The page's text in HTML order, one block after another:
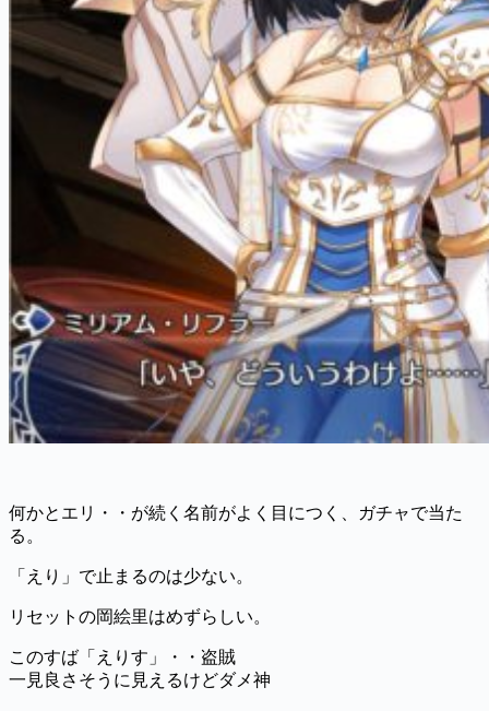
何かとエリ・・が続く名前がよく目につく、ガチャで当た
る。
「えり」で止まるのは少ない。
リセットの岡絵里はめずらしい。
このすば「えりす」・・盗賊
一見良さそうに見えるけどダメ神